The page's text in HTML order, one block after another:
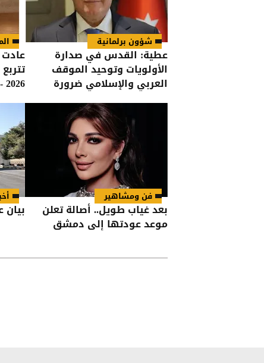
شؤون برلمانية
عطية: القدس في صدارة
الأولويات وتوحيد الموقف
العربي والإسلامي ضرورة 2026 - صور
فن ومشاهير
بعد غياب طويل.. أصالة تعلن
موعد عودتها إلى دمشق